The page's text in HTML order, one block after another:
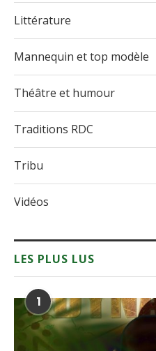
Littérature
Mannequin et top modèle
Théâtre et humour
Traditions RDC
Tribu
Vidéos
LES PLUS LUS
1